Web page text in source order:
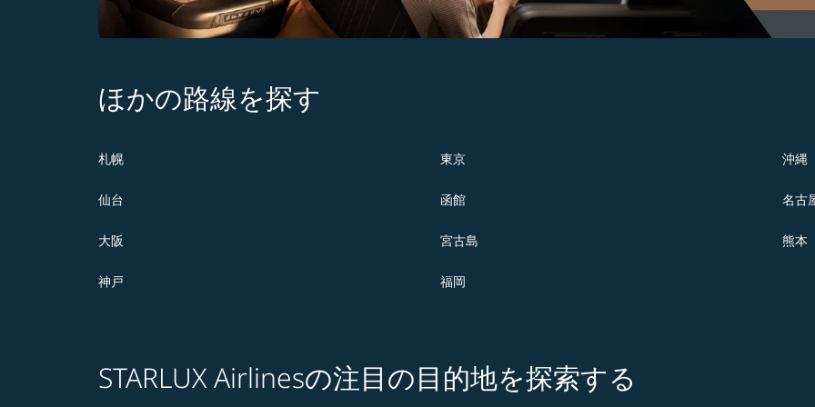
ほかの路線を探す
札幌 東京 沖縄
仙台 函館 名古
大阪 宮古島 熊本
神戸 福岡
STARLUX Airlinesの注目の目的地を探索する